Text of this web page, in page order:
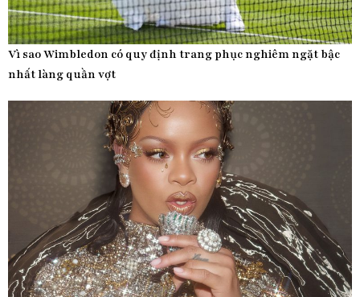
Vì sao Wimbledon có quy định trang phục nghiêm ngặt bậc
nhất làng quần vợt